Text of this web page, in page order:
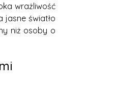
wrażliwość
jasne światło
niż osoby o